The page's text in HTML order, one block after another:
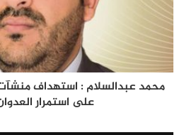
محمد عبدالسلام : استهداف
على استمرار